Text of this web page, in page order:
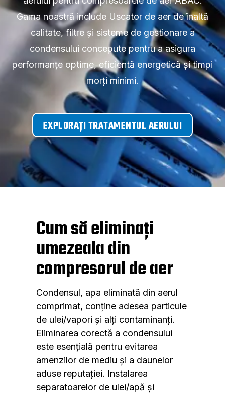
Gama noastră include Uscator de aer de înaltă
calitate, filtre și sisteme de gestionare a
condensului concepute pentru a asigura
performanțe optime, eficientă energetică și timpi
morți minimi.
EXPLORAȚI TRATAMENTUL AERULUI
Cum să eliminați
umezeala din
compresorul de aer
Condensul, apa eliminată din aerul
comprimat, conține adesea particule
de ulei/vapori și alți contaminanți.
Eliminarea corectă a condensului
este esențială pentru evitarea
amenzilor de mediu și a daunelor
aduse reputației. Instalarea
separatoarelor de ulei/apă și